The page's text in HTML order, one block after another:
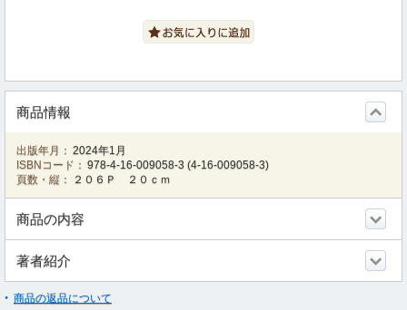
商品情報
出版年月： 2024年1月
ISBNコード： 978-4-16-009058-3 (4-16-009058-3)
頁数・縦：
２０６Ｐ ２０ｃｍ
商品の内容
著者紹介
商品の返品について